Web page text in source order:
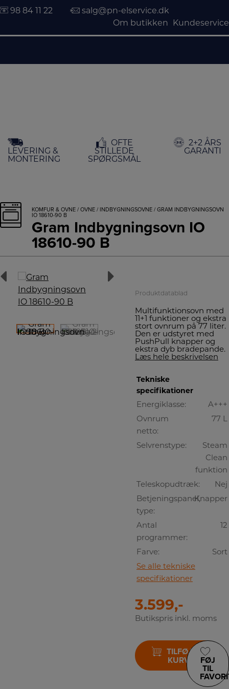
indholdet
98 84 11 22
salg@pn-elservice.dk
Om butikken
Kundeservice
LEVERING &
MONTERING
OFTE
STILLEDE
SPØRGSMÅL
2+2 ÅRS
GARANTI
KOMFUR & OVNE / OVNE / INDBYGNINGSOVNE / GRAM INDBYGNINGSOVN
IO 18610-90 B
Gram Indbygningsovn IO
18610-90 B
Produktdatablad
Multifunktionsovn med
11+1 funktioner og ekstra
stort ovnrum på 77 liter.
Den er udstyret med
PushPull knapper og
ekstra dyb bradepande.
Læs hele beskrivelsen
Tekniske
specifikationer
Energiklasse:
A+++
Ovnrum
netto:
77 L
Selvrenstype:
Steam
Clean
funktion
Teleskopudtræk:
Nej
Betjeningspanel,
type:
Knapper
Antal
programmer:
12
Farve:
Sort
Se alle tekniske
specifikationer
3.599,-
Butikspris inkl. moms
TILFØJ TIL
KURV
FØJ
TIL